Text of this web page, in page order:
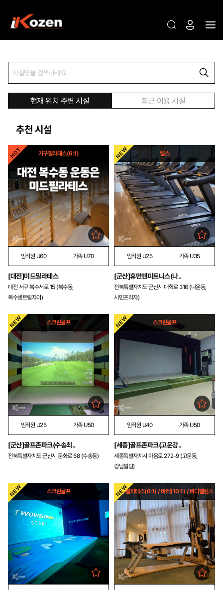
현재 위치 주변 시설 최근 이용 시설
추천 시설
기구필라테스(6:1)
임직원 U60 가족 U70
[대전]미드필라테스
대전 서구 복수서로 15 (복수동,
복수센트럴자이)
헬스
임직원 U25 가족 U35
[군산]휴먼앤피트니스(나..
전북특별자치도 군산시 대학로 316 (나운동,
시민프라자)
스크린골프
임직원 U25 가족 U50
[군산]골프존파크(수송최..
전북특별자치도 군산시 문화로 58 (수송동)
스크린골프
임직원 U40 가족 U50
[세종]골프존파크(고운강..
세종특별자치시 마음로 272-9 (고운동,
강남빌딩)
스크린골프 기구필라테스(6:1) / 바레(10:1) / 바디밸런스